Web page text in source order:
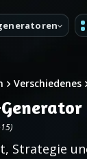
Verschiedenes
Strategie